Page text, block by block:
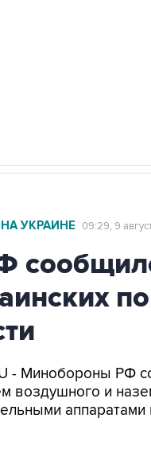
УКРАИНЕ 09:29, 9
- Минобороны РФ
воздушного и